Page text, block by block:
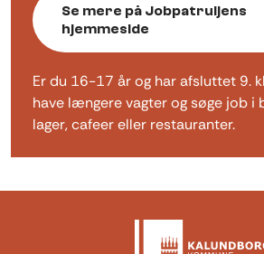
Se mere på Jobpatruljens
hjemmeside
Er du 16-17 år og har afsluttet 9.
have længere vagter og søge job i
lager, cafeer eller restauranter.